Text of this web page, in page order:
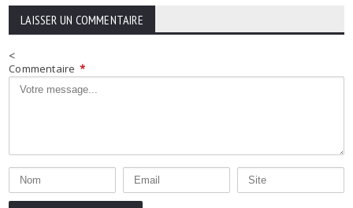
LAISSER UN COMMENTAIRE
<
Commentaire *